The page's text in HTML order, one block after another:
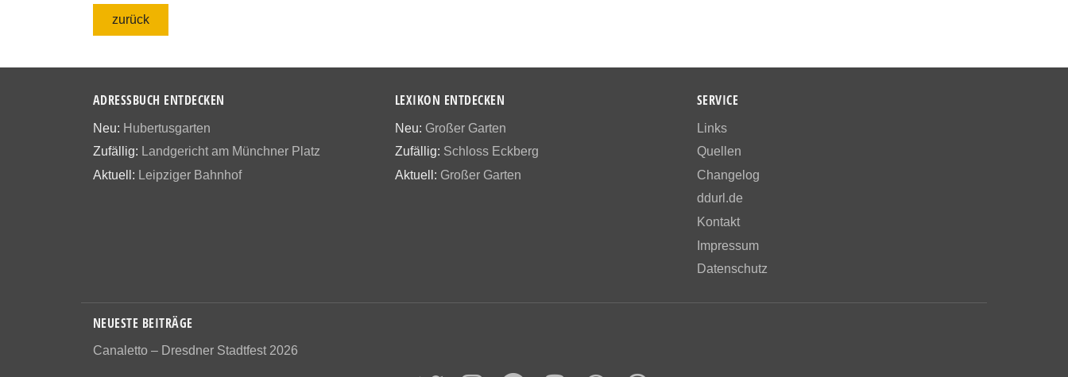
zurück
ADRESSBUCH ENTDECKEN
Neu: Hubertusgarten
Zufällig: Landgericht am Münchner Platz
Aktuell: Leipziger Bahnhof
LEXIKON ENTDECKEN
Neu: Großer Garten
Zufällig: Schloss Eckberg
Aktuell: Großer Garten
SERVICE
Links
Quellen
Changelog
ddurl.de
Kontakt
Impressum
Datenschutz
NEUESTE BEITRÄGE
Canaletto – Dresdner Stadtfest 2026